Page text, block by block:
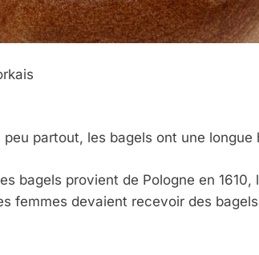
peu partout, les bagels ont une longue
bagels provient de Pologne en
femmes devaient recevoir des